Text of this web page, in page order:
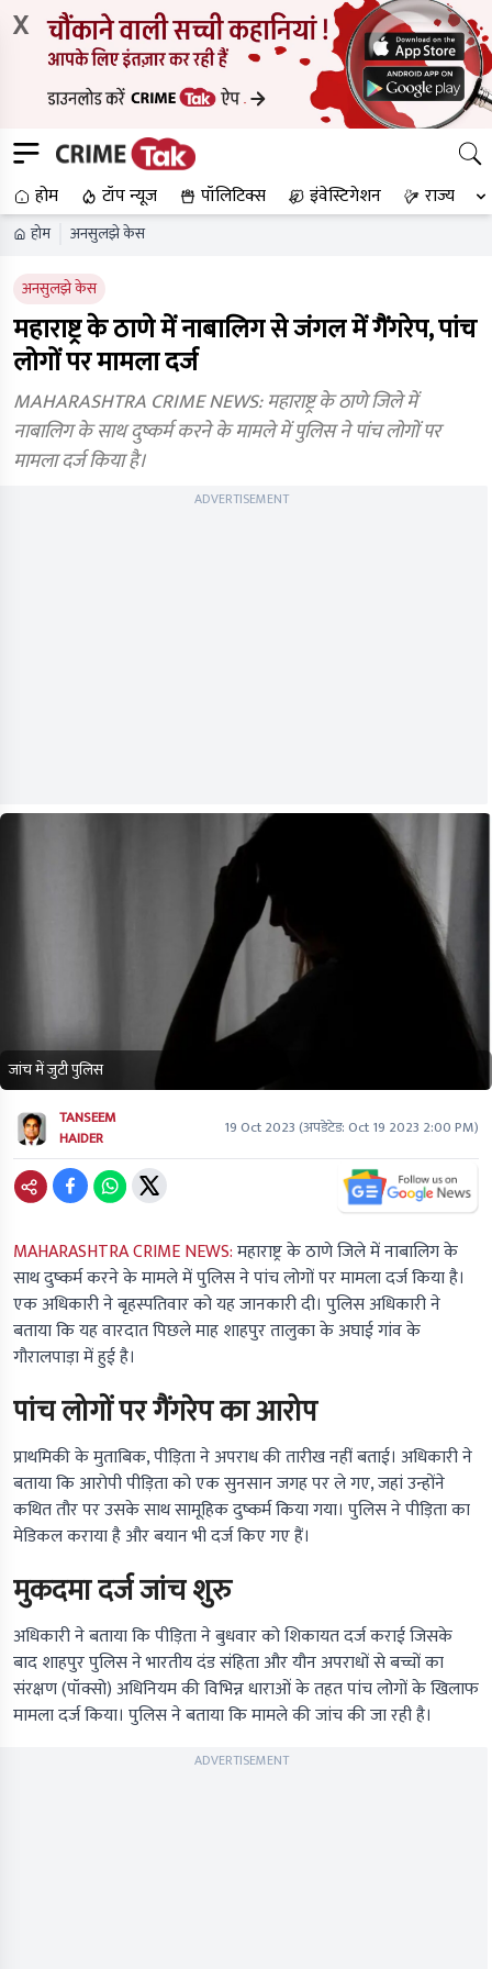
X
होम टॉप न्यूज पॉलिटिक्स इंवेस्टिगेशन राज्य
होम अनसुलझे केस
अनसुलझे केस
महाराष्ट्र के ठाणे में नाबालिग से जंगल में गैंगरेप, पांच
लोगों पर मामला दर्ज
MAHARASHTRA CRIME NEWS: महाराष्ट्र के ठाणे जिले में
नाबालिग के साथ दुष्कर्म करने के मामले में पुलिस ने पांच लोगों पर
मामला दर्ज किया है।
ADVERTISEMENT
जांच में जुटी पुलिस
TANSEEM
HAIDER
19 Oct 2023(अपडेटेड:Oct 19 2023 2:00 PM)
MAHARASHTRA CRIME NEWS:महाराष्ट्र के ठाणे जिले में नाबालिग के
साथ दुष्कर्म करने के मामले में पुलिस ने पांच लोगों पर मामला दर्ज किया है।
एक अधिकारी ने बृहस्पतिवार को यह जानकारी दी। पुलिस अधिकारी ने
बताया कि यह वारदात पिछले माह शाहपुर तालुका के अघाई गांव के
गौरालपाड़ा में हुई है।
पांच लोगों पर गैंगरेप का आरोप
प्राथमिकी के मुताबिक, पीड़िता ने अपराध की तारीख नहीं बताई। अधिकारी ने
बताया कि आरोपी पीड़िता को एक सुनसान जगह पर ले गए, जहां उन्होंने
कथित तौर पर उसके साथ सामूहिक दुष्कर्म किया गया। पुलिस ने पीड़िता का
मेडिकल कराया है और बयान भी दर्ज किए गए हैं।
मुकदमा दर्ज जांच शुरु
अधिकारी ने बताया कि पीड़िता ने बुधवार को शिकायत दर्ज कराई जिसके
बाद शाहपुर पुलिस ने भारतीय दंड संहिता और यौन अपराधों से बच्चों का
संरक्षण (पॉक्सो) अधिनियम की विभिन्न धाराओं के तहत पांच लोगों के खिलाफ
मामला दर्ज किया। पुलिस ने बताया कि मामले की जांच की जा रही है।
ADVERTISEMENT